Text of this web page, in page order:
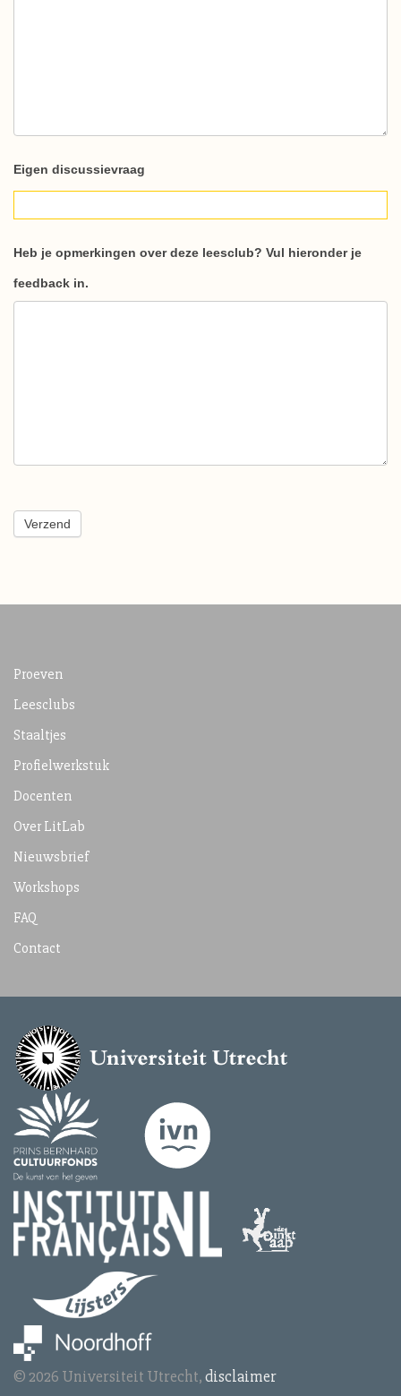
Eigen discussievraag
Heb je opmerkingen over deze leesclub? Vul hieronder je
feedback in.
Verzend
Proeven
Leesclubs
Staaltjes
Profielwerkstuk
Docenten
Over LitLab
Nieuwsbrief
Workshops
FAQ
Contact
© 2026 Universiteit Utrecht,disclaimer